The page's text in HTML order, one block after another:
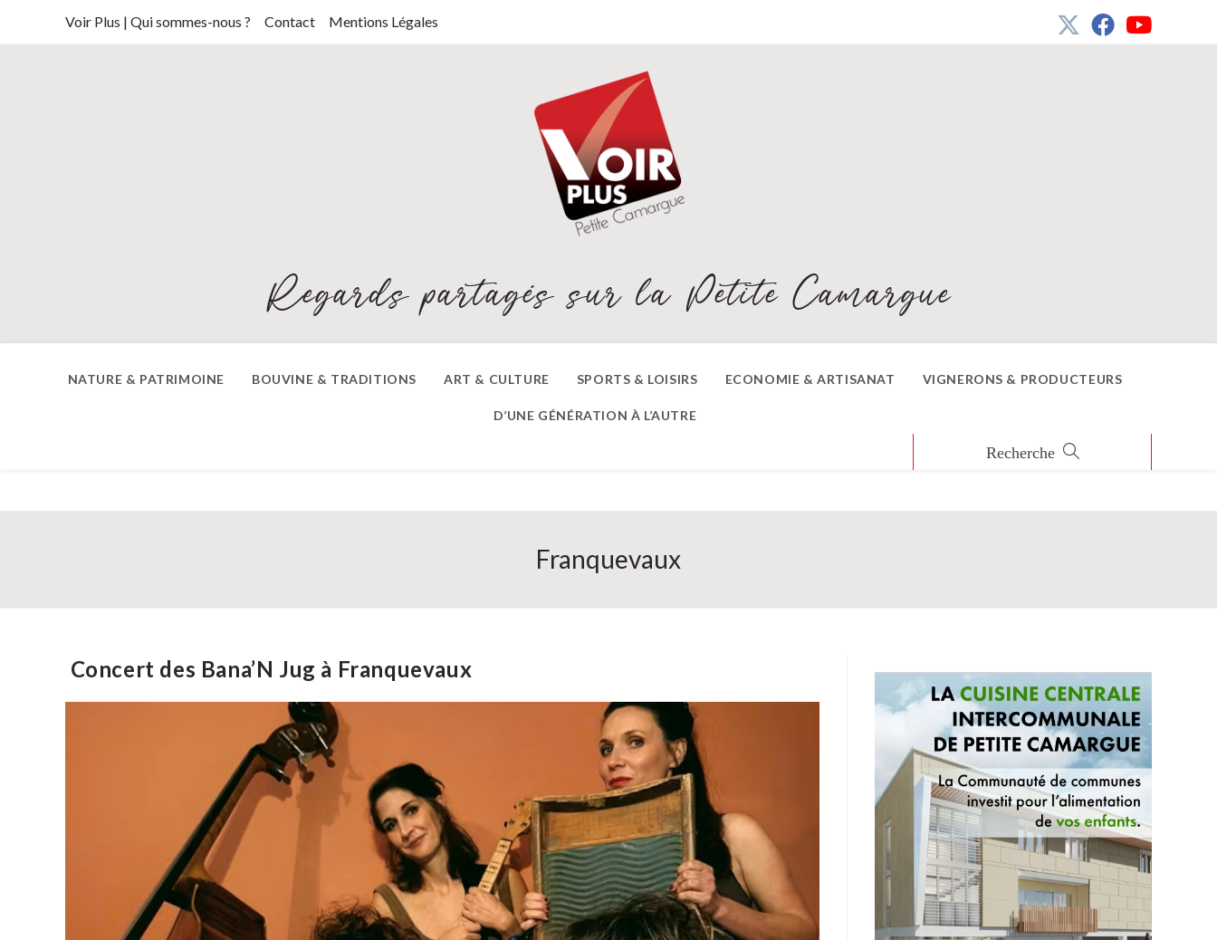
Voir Plus | Qui sommes-nous ? Contact Mentions Légales
Regards partagés sur la Petite Camargue
NATURE & PATRIMOINE BOUVINE & TRADITIONS ART & CULTURE SPORTS & LOISIRS ECONOMIE & ARTISANAT VIGNERONS & PRODUCTEURS
D’UNE GÉNÉRATION À L’AUTRE
Franquevaux
Concert des Bana’N Jug à Franquevaux